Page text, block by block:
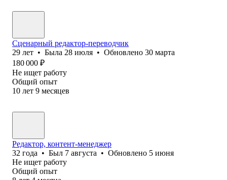
Сценарный редактор-переводчик
29 лет • Была 28 июля • Обновлено 30 марта
180 000 ₽
Не ищет работу
Общий опыт
10 лет 9 месяцев
Редактор, контент-менеджер
32 года • Был 7 августа • Обновлено 5 июня
Не ищет работу
Общий опыт